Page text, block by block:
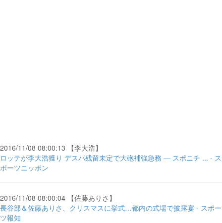
2016/11/08 08:00:13 【李大浩】
ロッテが李大浩獲り デスパ残留未定で大砲補強急務 ― スポニチ ... - ス
ポーツニッポン
2016/11/08 08:00:04 【佐藤ありさ】
長谷部＆佐藤ありさ、クリスマスに挙式…都内の式場で披露宴 - スポー
ツ報知